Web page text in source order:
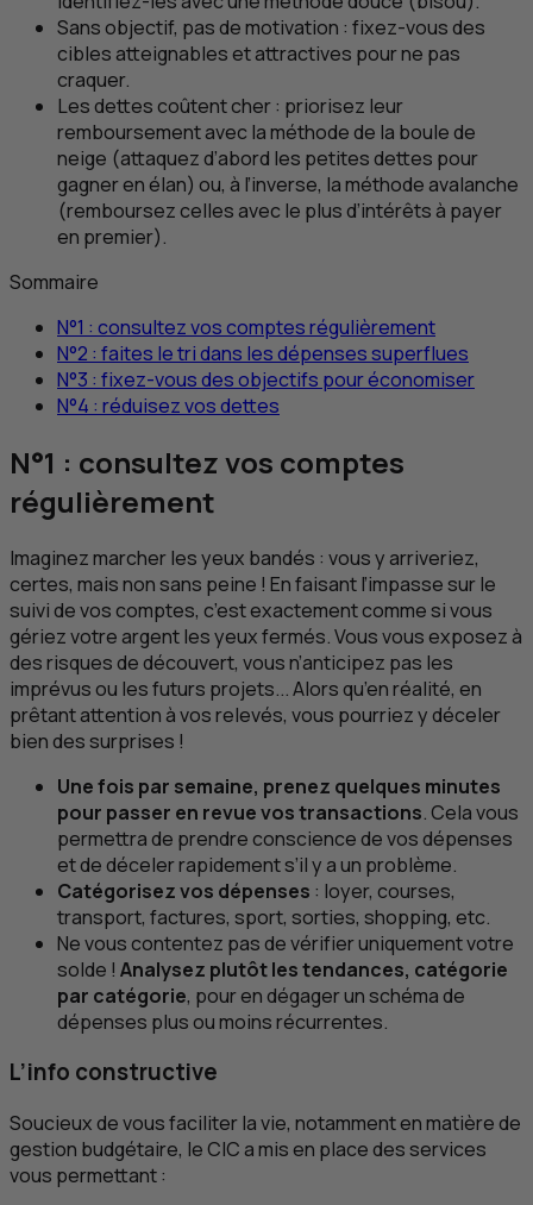
Sans objectif, pas de motivation : fixez-vous des
cibles atteignables et attractives pour ne pas
craquer.
Les dettes coûtent cher : priorisez leur
remboursement avec la méthode de la boule de
neige (attaquez d’abord les petites dettes pour
gagner en élan) ou, à l’inverse, la méthode avalanche
(remboursez celles avec le plus d’intérêts à payer
en premier).
Sommaire
N°1 : consultez vos comptes régulièrement
N°2 : faites le tri dans les dépenses superflues
N°3 : fixez-vous des objectifs pour économiser
N°4 : réduisez vos dettes
N°1 : consultez vos comptes
régulièrement
Imaginez marcher les yeux bandés : vous y arriveriez,
certes, mais non sans peine ! En faisant l’impasse sur le
suivi de vos comptes, c’est exactement comme si vous
gériez votre argent les yeux fermés. Vous vous exposez à
des risques de découvert, vous n’anticipez pas les
imprévus ou les futurs projets... Alors qu’en réalité, en
prêtant attention à vos relevés, vous pourriez y déceler
bien des surprises !
Une fois par semaine, prenez quelques minutes
pour passer en revue vos transactions. Cela vous
permettra de prendre conscience de vos dépenses
et de déceler rapidement s’il y a un problème.
Catégorisez vos dépenses : loyer, courses,
transport, factures, sport, sorties, shopping, etc.
Ne vous contentez pas de vérifier uniquement votre
solde ! Analysez plutôt les tendances, catégorie
par catégorie, pour en dégager un schéma de
dépenses plus ou moins récurrentes.
L’info constructive
Soucieux de vous faciliter la vie, notamment en matière de
gestion budgétaire, leCICa mis en place des services
vous permettant :